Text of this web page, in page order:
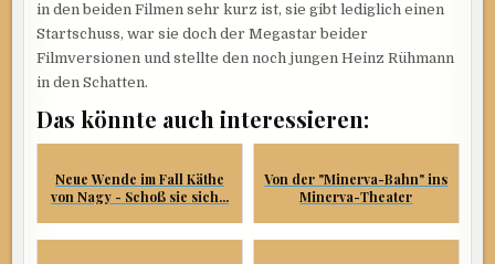
in den beiden Filmen sehr kurz ist, sie gibt lediglich einen
Startschuss, war sie doch der Megastar beider
Filmversionen und stellte den noch jungen Heinz Rühmann
in den Schatten.
Das könnte auch interessieren:
Neue Wende im Fall Käthe
von Nagy - Schoß sie sich...
Von der "Minerva-Bahn" ins
Minerva-Theater